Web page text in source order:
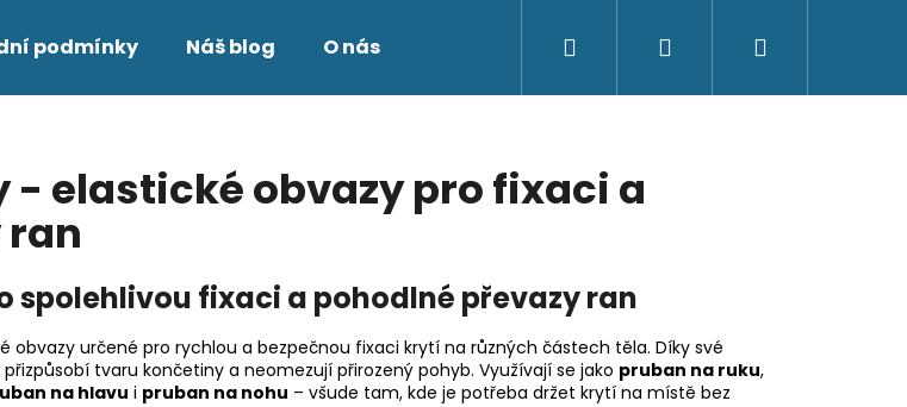
podmínky Náš blog O nás Přihlášení
- elastické obvazy pro fixaci a
ran
spolehlivou fixaci a pohodlné převazy ran
obvazy určené pro rychlou a bezpečnou fixaci krytí na různých částech těla. Díky své
tvaru končetiny a neomezují přirozený pohyb. Využívají se jako pruban na ruku,
na hlavu i pruban na nohu – všude tam, kde je potřeba držet krytí na místě bez
najít?